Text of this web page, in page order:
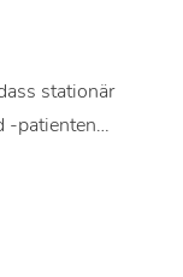
stationär
-patienten…